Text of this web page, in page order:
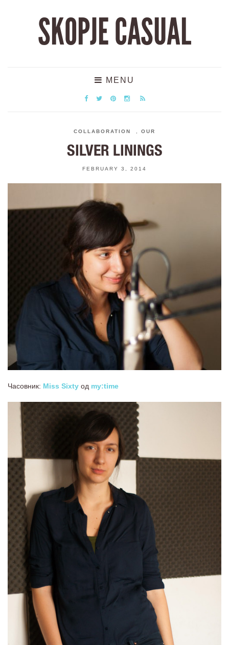
SKOPJE CASUAL
MENU
COLLABORATION OUR
SILVER LININGS
FEBRUARY 3, 2014
Часовник: Miss Sixty од my:time